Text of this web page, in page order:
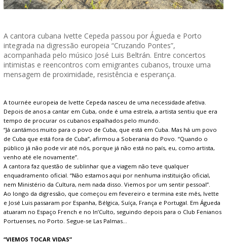
A cantora cubana Ivette Cepeda passou por Águeda e Porto
integrada na digressão europeia “Cruzando Pontes”,
acompanhada pelo músico José Luis Beltrán. Entre concertos
intimistas e reencontros com emigrantes cubanos, trouxe uma
mensagem de proximidade, resistência e esperança.
A tournée europeia de Ivette Cepeda nasceu de uma necessidade afetiva.
Depois de anos a cantar em Cuba, onde é uma estrela, a artista sentiu que era
tempo de procurar os cubanos espalhados pelo mundo.
“Já cantámos muito para o povo de Cuba, que está em Cuba. Mas há um povo
de Cuba que está fora de Cuba”, afirmou a Soberania do Povo. “Quando o
público já não pode vir até nós, porque já não está no país, eu, como artista,
venho até ele novamente”.
A cantora faz questão de sublinhar que a viagem não teve qualquer
enquadramento oficial. “Não estamos aqui por nenhuma instituição oficial,
nem Ministério da Cultura, nem nada disso. Viemos por um sentir pessoal”.
Ao longo da digressão, que começou em fevereiro e termina este mês, Ivette
e José Luis passaram por Espanha, Bélgica, Suíça, França e Portugal. Em Águeda
atuaram no Espaço French e no In’Culto, seguindo depois para o Club Fenianos
Portuenses, no Porto. Segue-se Las Palmas…
“VIEMOS TOCAR VIDAS”